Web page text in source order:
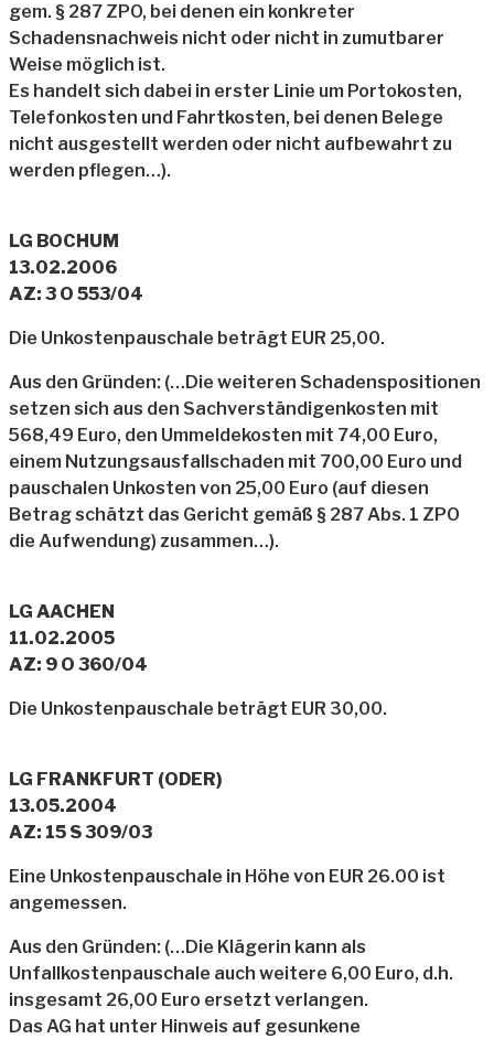
gem. § 287 ZPO, bei denen ein konkreter
Schadensnachweis nicht oder nicht in zumutbarer
Weise möglich ist.
Es handelt sich dabei in erster Linie um Portokosten,
Telefonkosten und Fahrtkosten, bei denen Belege
nicht ausgestellt werden oder nicht aufbewahrt zu
werden pflegen…).
LG BOCHUM
13.02.2006
AZ: 3 O 553/04
Die Unkostenpauschale beträgt EUR 25,00.
Aus den Gründen: (…Die weiteren Schadenspositionen
setzen sich aus den Sachverständigenkosten mit
568,49 Euro, den Ummeldekosten mit 74,00 Euro,
einem Nutzungsausfallschaden mit 700,00 Euro und
pauschalen Unkosten von 25,00 Euro (auf diesen
Betrag schätzt das Gericht gemäß § 287 Abs. 1 ZPO
die Aufwendung) zusammen…).
LG AACHEN
11.02.2005
AZ: 9 O 360/04
Die Unkostenpauschale beträgt EUR 30,00.
LG FRANKFURT (ODER)
13.05.2004
AZ: 15 S 309/03
Eine Unkostenpauschale in Höhe von EUR 26.00 ist
angemessen.
Aus den Gründen: (…Die Klägerin kann als
Unfallkostenpauschale auch weitere 6,00 Euro, d.h.
insgesamt 26,00 Euro ersetzt verlangen.
Das AG hat unter Hinweis auf gesunkene